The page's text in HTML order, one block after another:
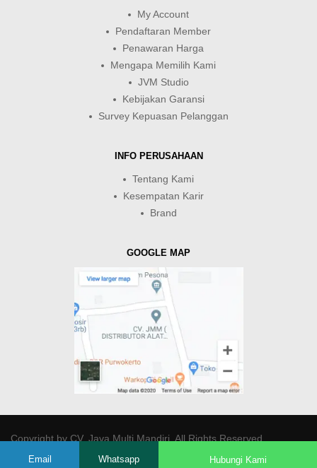
My Account
Pendaftaran Member
Penawaran Harga
Mengapa Memilih Kami
JVM Studio
Kebijakan Garansi
Survey Kepuasan Pelanggan
INFO PERUSAHAAN
Tentang Kami
Kesempatan Karir
Brand
GOOGLE MAP
Copyright byCV. Java Multi Mandiri. All Rights Reserved.
Email Whatsapp Hubungi Kami